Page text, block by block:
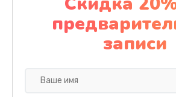
записи